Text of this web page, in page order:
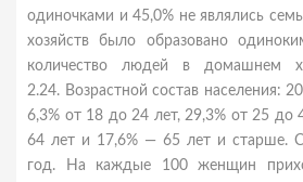
одиночками и 45,0% не являлись
хозяйств было образовано
количество людей в домашнем
2.24. Возрастной состав населения:
6,3% от 18 до 24 лет, 29,3% от 25 до
64 лет и 17,6% — 65 лет и старше.
год. На каждые 100 женщин